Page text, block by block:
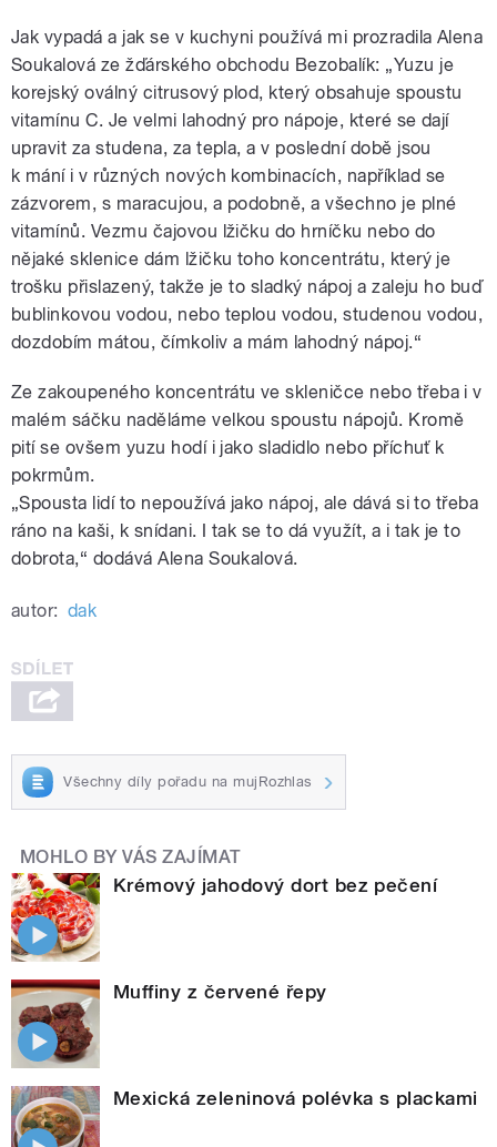
Jak vypadá a jak se v kuchyni používá mi prozradila Alena
Soukalová ze žďárského obchodu Bezobalík: „Yuzu je
korejský oválný citrusový plod, který obsahuje spoustu
vitamínu C. Je velmi lahodný pro nápoje, které se dají
upravit za studena, za tepla, a v poslední době jsou
k mání i v různých nových kombinacích, například se
zázvorem, s maracujou, a podobně, a všechno je plné
vitamínů. Vezmu čajovou lžičku do hrníčku nebo do
nějaké sklenice dám lžičku toho koncentrátu, který je
trošku přislazený, takže je to sladký nápoj a zaleju ho buď
bublinkovou vodou, nebo teplou vodou, studenou vodou,
dozdobím mátou, čímkoliv a mám lahodný nápoj.“
Ze zakoupeného koncentrátu ve skleničce nebo třeba i v
malém sáčku naděláme velkou spoustu nápojů. Kromě
pití se ovšem yuzu hodí i jako sladidlo nebo příchuť k
pokrmům.
„Spousta lidí to nepoužívá jako nápoj, ale dává si to třeba
ráno na kaši, k snídani. I tak se to dá využít, a i tak je to
dobrota,“ dodává Alena Soukalová.
autor: dak
Všechny díly pořadu na mujRozhlas
MOHLO BY VÁS ZAJÍMAT
Krémový jahodový dort bez pečení
Muffiny z červené řepy
Mexická zeleninová polévka s plackami